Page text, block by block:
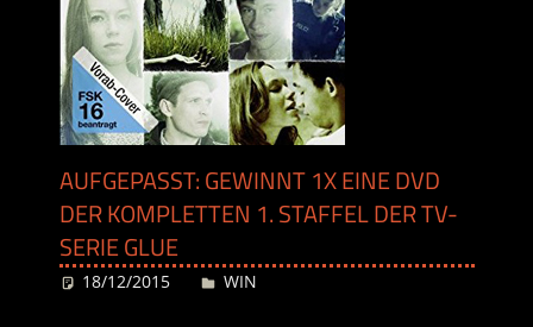
AUFGEPASST: GEWINNT 1X EINE DVD
DER KOMPLETTEN 1. STAFFEL DER TV-
SERIE GLUE
18/12/2015 Desiree
WIN